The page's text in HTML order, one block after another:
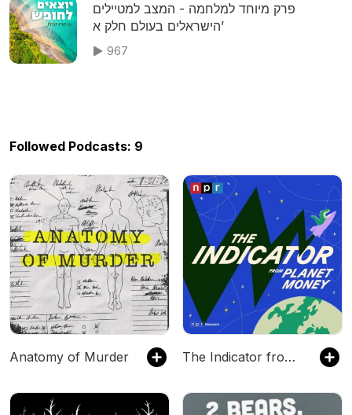
פרק מיוחד למלחמה - המצב למטיילים
הישראלים בעולם חלק א’
967
Followed Podcasts: 9
Anatomy of Murder The Indicator from Planet Money